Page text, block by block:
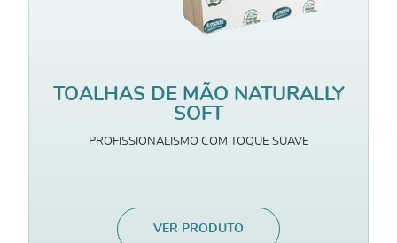
TOALHAS DE MÃO NATURALLY
SOFT
PROFISSIONALISMO COM TOQUE SUAVE
VER PRODUTO